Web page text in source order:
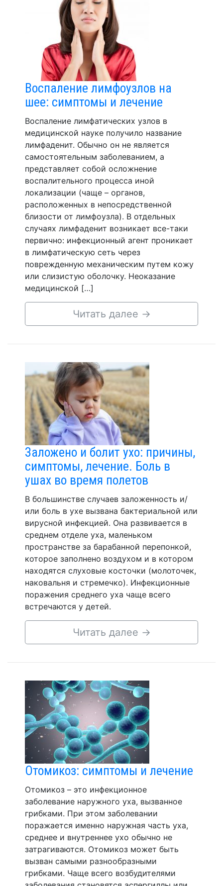
Воспаление лимфоузлов на
шее: симптомы и лечение
Воспаление лимфатических узлов в
медицинской науке получило название
лимфаденит. Обычно он не является
самостоятельным заболеванием, а
представляет собой осложнение
воспалительного процесса иной
локализации (чаще – органов,
расположенных в непосредственной
близости от лимфоузла). В отдельных
случаях лимфаденит возникает все-таки
первично: инфекционный агент проникает
в лимфатическую сеть через
поврежденную механическим путем кожу
или слизистую оболочку. Неоказание
медицинской […]
Читать далее →
Заложено и болит ухо: причины,
симптомы, лечение. Боль в
ушах во время полетов
В большинстве случаев заложенность и/
или боль в ухе вызвана бактериальной или
вирусной инфекцией. Она развивается в
среднем отделе уха, маленьком
пространстве за барабанной перепонкой,
которое заполнено воздухом и в котором
находятся слуховые косточки (молоточек,
наковальня и стремечко). Инфекционные
поражения среднего уха чаще всего
встречаются у детей.
Читать далее →
Отомикоз: симптомы и лечение
Отомикоз – это инфекционное
заболевание наружного уха, вызванное
грибками. При этом заболевании
поражается именно наружная часть уха,
среднее и внутреннее ухо обычно не
затрагиваются. Отомикоз может быть
вызван самыми разнообразными
грибками. Чаще всего возбудителями